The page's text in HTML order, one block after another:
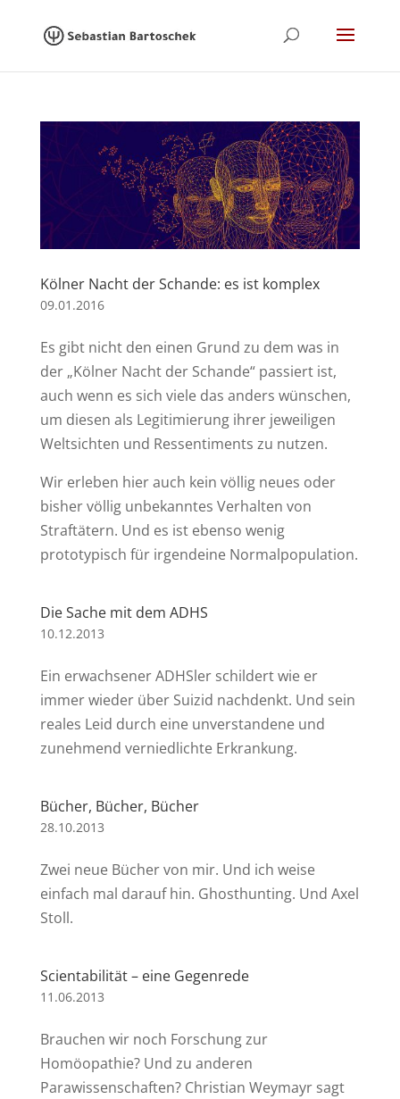
Kölner Nacht der Schande: es ist komplex
09.01.2016
Es gibt nicht den einen Grund zu dem was in
der „Kölner Nacht der Schande“ passiert ist,
auch wenn es sich viele das anders wünschen,
um diesen als Legitimierung ihrer jeweiligen
Weltsichten und Ressentiments zu nutzen.
Wir erleben hier auch kein völlig neues oder
bisher völlig unbekanntes Verhalten von
Straftätern. Und es ist ebenso wenig
prototypisch für irgendeine Normalpopulation.
Die Sache mit dem ADHS
10.12.2013
Ein erwachsener ADHSler schildert wie er
immer wieder über Suizid nachdenkt. Und sein
reales Leid durch eine unverstandene und
zunehmend verniedlichte Erkrankung.
Bücher, Bücher, Bücher
28.10.2013
Zwei neue Bücher von mir. Und ich weise
einfach mal darauf hin. Ghosthunting. Und Axel
Stoll.
Scientabilität – eine Gegenrede
11.06.2013
Brauchen wir noch Forschung zur
Homöopathie? Und zu anderen
Parawissenschaften? Christian Weymayr sagt